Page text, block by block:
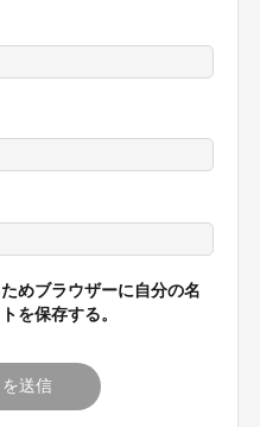
めブラウザーに自分の名
を保存する。